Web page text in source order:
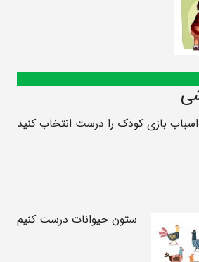
اسباب بازی کودک را درست انتخاب کنید
ستون حیوانات درست کنیم